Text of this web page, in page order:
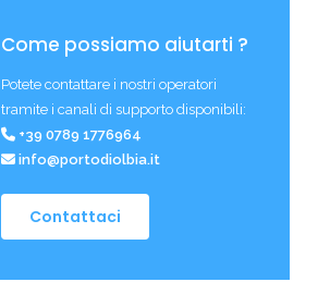
Come possiamo aiutarti ?
Potete contattare i nostri operatori
tramite i canali di supporto disponibili:
+39 0789 1776964
info@portodiolbia.it
Contattaci